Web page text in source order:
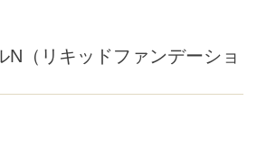
N（リキッドファンデーショ